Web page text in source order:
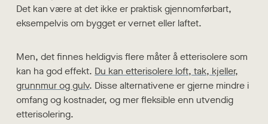
Det kan være at det ikke er praktisk gjennomførbart,
eksempelvis om bygget er vernet eller laftet.
Men, det finnes heldigvis flere måter å etterisolere som
kan ha god effekt. Du kan etterisolere loft, tak, kjeller,
grunnmur og gulv. Disse alternativene er gjerne mindre i
omfang og kostnader, og mer fleksible enn utvendig
etterisolering.